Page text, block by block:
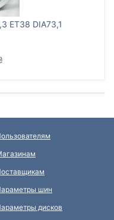
ET38 DIA73,1
шин
дисков